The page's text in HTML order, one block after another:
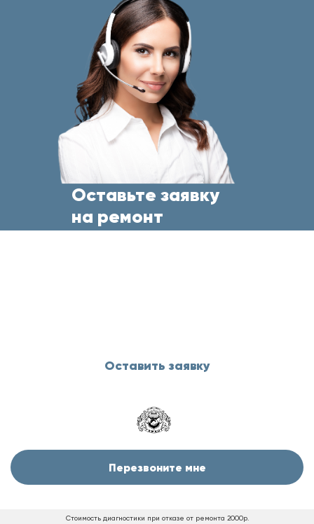
Оставьте заявку
на ремонт
Оставить заявку
Перезвоните мне
Стоимость диагностики при отказе от ремонта 2000р.